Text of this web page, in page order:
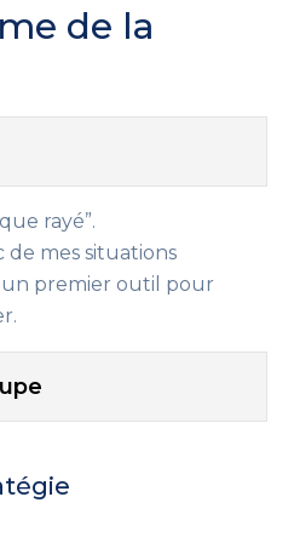
de la
rayé”.
de mes situations
un premier outil pour